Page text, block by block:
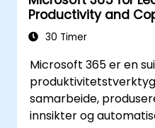
Productivity and
30 Timer
Microsoft 365 er en
samarbeide,
innsikter og